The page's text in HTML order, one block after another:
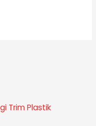
Trim Plastik